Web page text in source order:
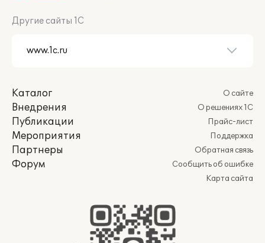
Другие сайты 1С
Каталог
Внедрения
Публикации
Мероприятия
Партнеры
Форум
О сайте
О решениях 1С
Прайс-лист
Поддержка
Обратная связь
Сообщить об ошибке
Карта сайта